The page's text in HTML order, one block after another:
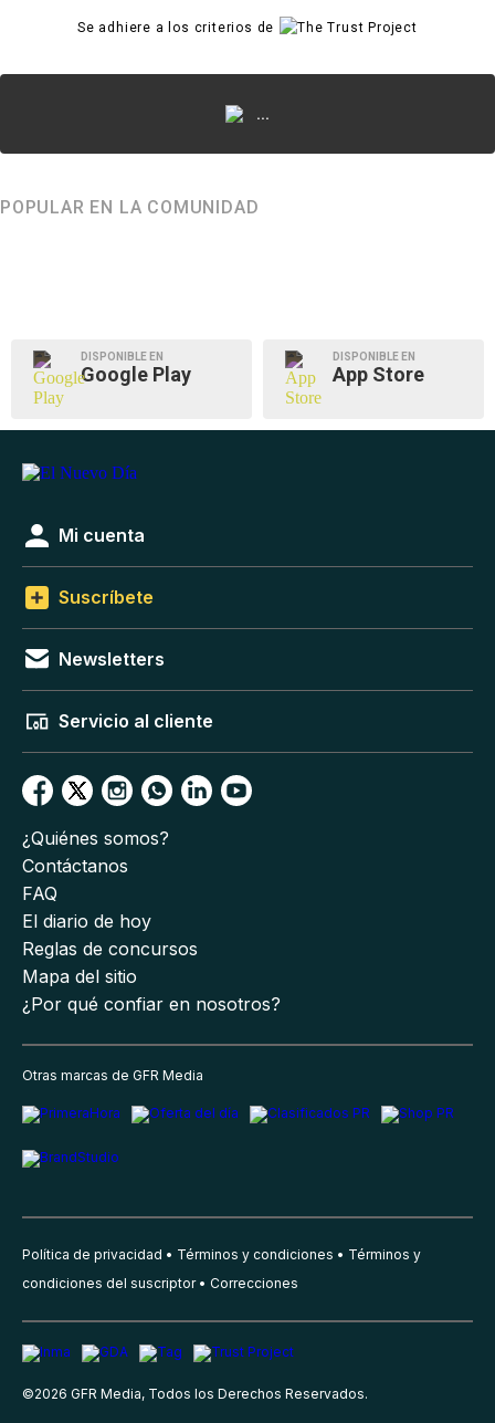
Se adhiere a los criterios de
...
POPULAR EN LA COMUNIDAD
DISPONIBLE EN
Google Play
DISPONIBLE EN
App Store
Mi cuenta
Suscríbete
Newsletters
Servicio al cliente
¿Quiénes somos?
Contáctanos
FAQ
El diario de hoy
Reglas de concursos
Mapa del sitio
¿Por qué confiar en nosotros?
Otras marcas de GFR Media
Política de privacidad Términos y condiciones
Términos y
condiciones del suscriptor
Correcciones
©2026 GFR Media, Todos los Derechos Reservados.